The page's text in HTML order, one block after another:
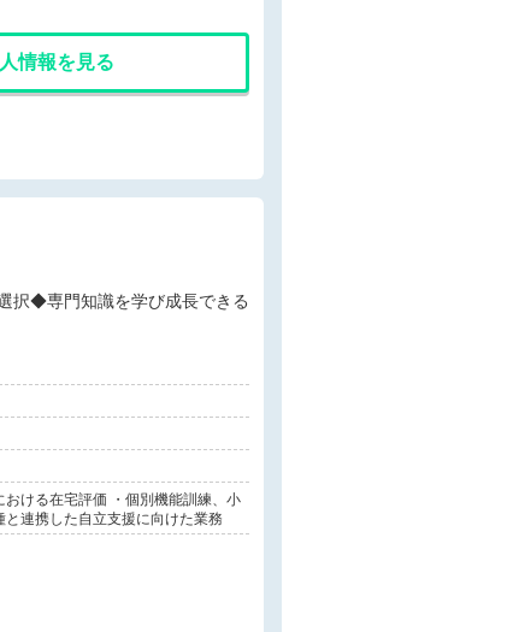
情報を見る
ける在宅評価 ・個別機能訓練、小
連携した自立支援に向けた業務